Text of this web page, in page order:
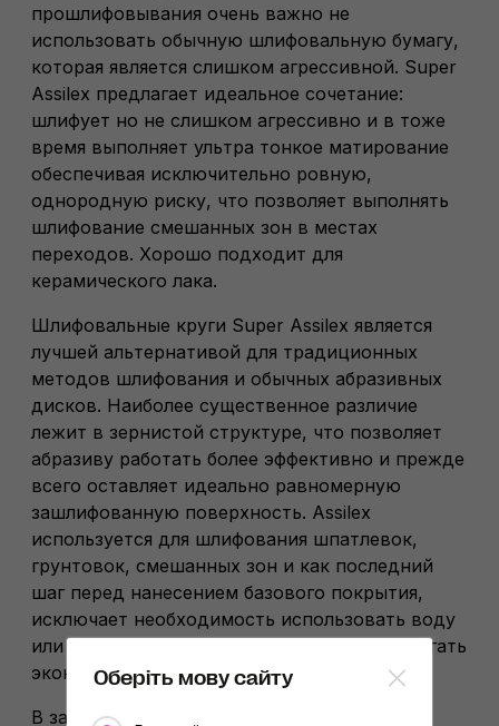
прошлифовывания очень важно не
использовать обычную шлифовальную бумагу,
которая является слишком агрессивной. Super
Assilex предлагает идеальное сочетание:
шлифует но не слишком агрессивно и в тоже
время выполняет ультра тонкое матирование
обеспечивая исключительно ровную,
однородную риску, что позволяет выполнять
шлифование смешанных зон в местах
переходов. Хорошо подходит для
керамического лака.
Шлифовальные круги Super Assilex является
лучшей альтернативой для традиционных
методов шлифования и обычных абразивных
дисков. Наиболее существенное различие
лежит в зернистой структуре, что позволяет
абразиву работать более эффективно и прежде
всего оставляет идеально равномерную
зашлифованную поверхность. Assilex
используется для шлифования шпатлевок,
грунтовок, смешанных зон и как последний
шаг перед нанесением базового покрытия,
исключает необходимость использовать воду
или матирующую пасту и позволяют достигать
экономии времени до 50 %!
В зависимости от характеристик
Оберіть мову сайту